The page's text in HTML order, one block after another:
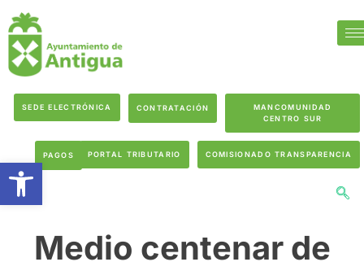
SEDE ELECTRÓNICA CONTRATACIÓN
MANCOMUNIDAD
CENTRO SUR
PAGOS PORTAL TRIBUTARIO COMISIONADO TRANSPARENCIA
Medio centenar de
Abrir barra de herramientas